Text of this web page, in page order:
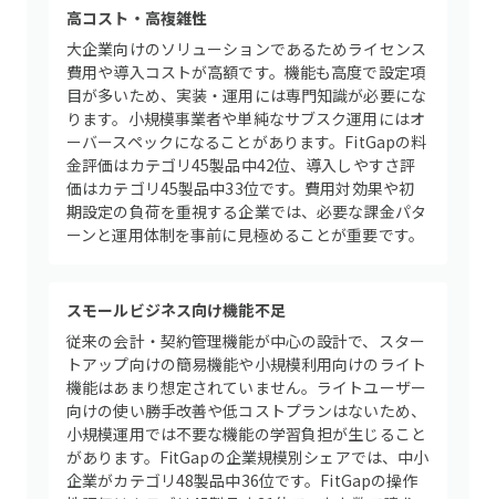
高コスト・高複雑性
大企業向けのソリューションであるためライセンス
費用や導入コストが高額です。機能も高度で設定項
目が多いため、実装・運用には専門知識が必要にな
ります。小規模事業者や単純なサブスク運用にはオ
ーバースペックになることがあります。FitGapの料
金評価はカテゴリ45製品中42位、導入しやすさ評
価はカテゴリ45製品中33位です。費用対効果や初
期設定の負荷を重視する企業では、必要な課金パタ
ーンと運用体制を事前に見極めることが重要です。
スモールビジネス向け機能不足
従来の会計・契約管理機能が中心の設計で、スター
トアップ向けの簡易機能や小規模利用向けのライト
機能はあまり想定されていません。ライトユーザー
向けの使い勝手改善や低コストプランはないため、
小規模運用では不要な機能の学習負担が生じること
があります。FitGapの企業規模別シェアでは、中小
企業がカテゴリ48製品中36位です。FitGapの操作